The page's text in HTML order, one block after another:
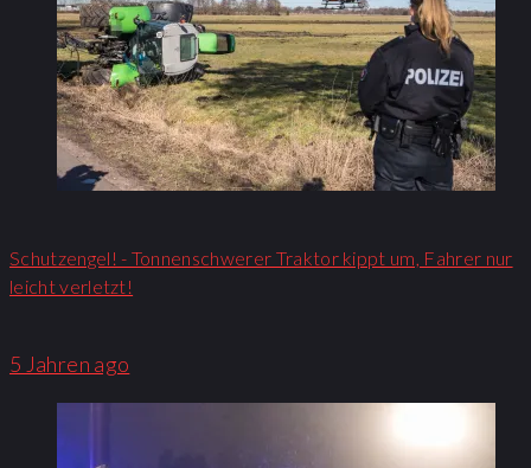
Schutzengel! - Tonnenschwerer Traktor kippt um, Fahrer nur
leicht verletzt!
5 Jahren ago